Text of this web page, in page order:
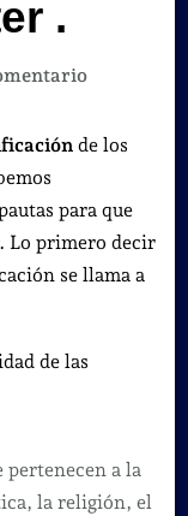
.
en
la
de
una
cuenta
.
de los
para que
Lo primero decir
se llama a
de las
pertenecen a la
la religión, el